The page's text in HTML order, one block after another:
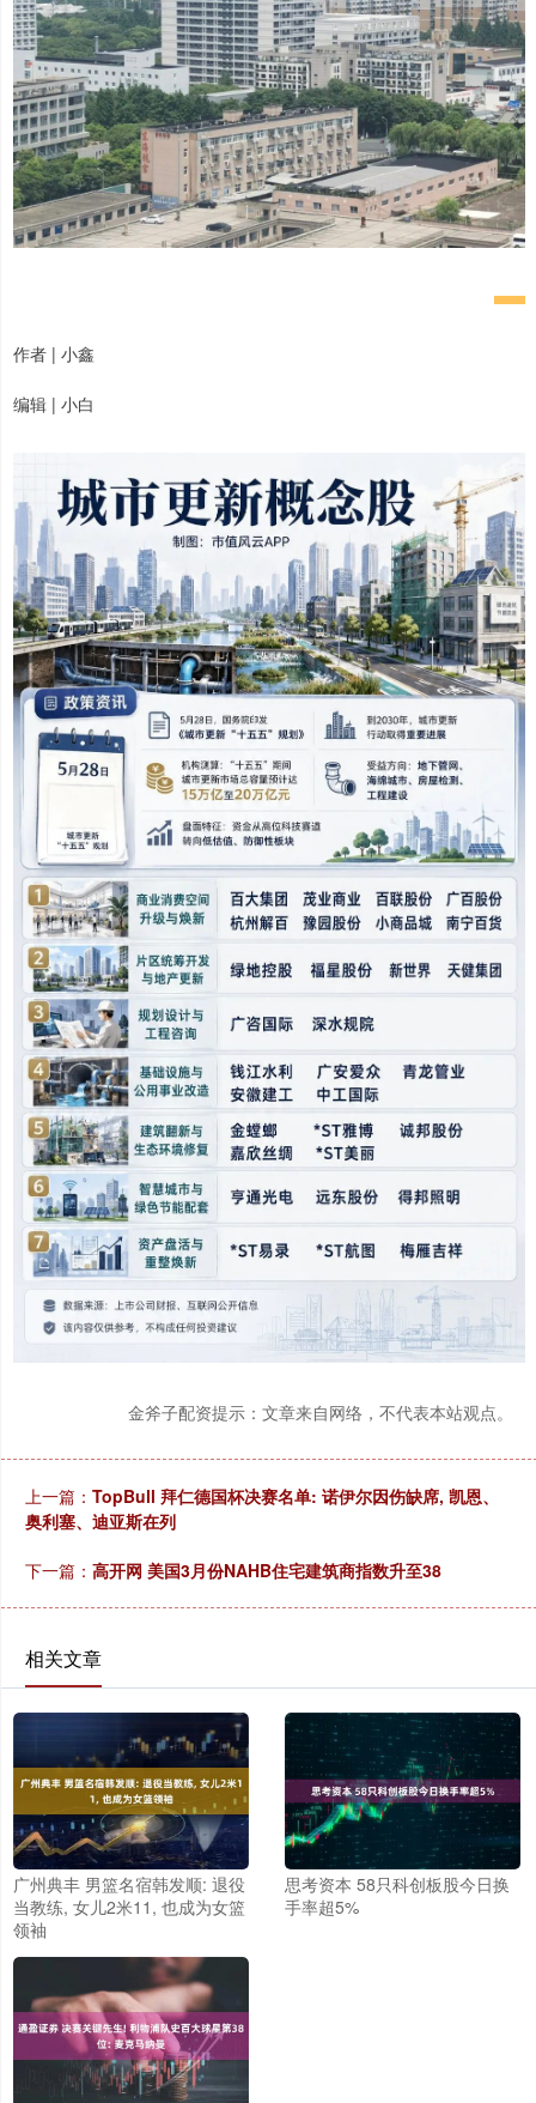
作者 | 小鑫
编辑 | 小白
金斧子配资提示：文章来自网络，不代表本站观点。
上一篇： TopBull 拜仁德国杯决赛名单: 诺伊尔因伤缺席, 凯恩、
奥利塞、迪亚斯在列
下一篇： 高开网 美国3月份NAHB住宅建筑商指数升至38
相关文章
广州典丰 男篮名宿韩发顺: 退役
当教练, 女儿2米11, 也成为女篮
领袖
思考资本 58只科创板股今日换
手率超5%